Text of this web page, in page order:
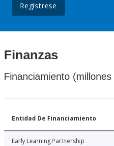
Regístrese
Finanzas
Financiamiento
Entidad De Financiamiento
Early Learning Partnership